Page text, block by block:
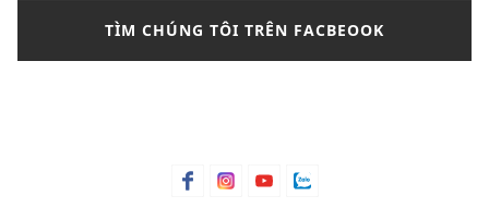
nước hoa
outfit thu đông
phối đồ với shoulder bag
phối đồ với túi kẹp nách
TÌM CHÚNG TÔI TRÊN FACBEOOK